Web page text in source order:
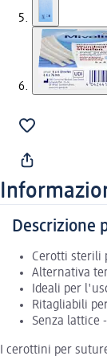
Descrizione
Cerotti sterili
Alternativa
Ideali per
Ritagliabili
Senza lattice
I cerottini per